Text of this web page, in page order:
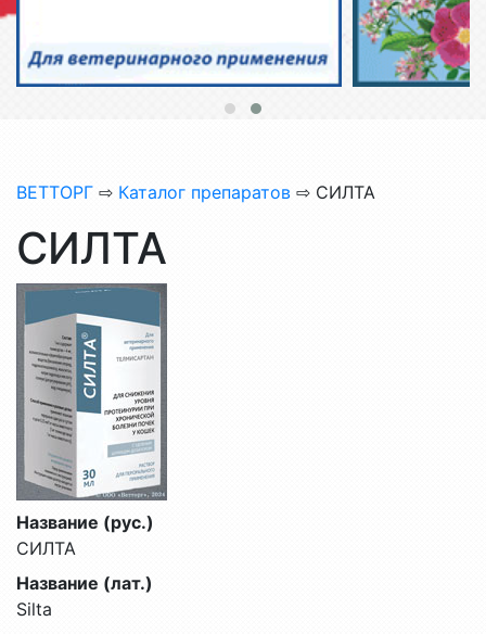
ВЕТТОРГ ⇨ Каталог препаратов ⇨ СИЛТА
СИЛТА
Название (рус.)
СИЛТА
Название (лат.)
Silta